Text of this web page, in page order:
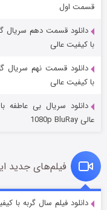
شکست استوارت در نجات
قسمت ۷ (زیرنویس)
شوگر فصل ۲
قسمت اول
دانلود قسمت دهم
با کیفیت عالی
دانلود قسمت نهم
با کیفیت عالی
دانلود سریال بی عاطفه
عالی 1080p BluRay
فیلم‌های جدید
دانلود فیلم سال گربه با